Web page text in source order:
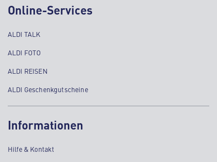
Online-Services
ALDI TALK
ALDI FOTO
ALDI REISEN
ALDI Geschenkgutscheine
Informationen
Hilfe & Kontakt